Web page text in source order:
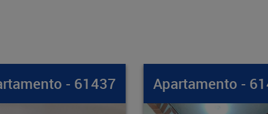
- 61436 Apartamento -